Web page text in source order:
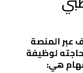
عبر المنصة
لوظيفة
هي: